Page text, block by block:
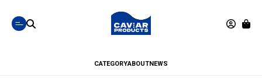
CATEGORYABOUTNEWS